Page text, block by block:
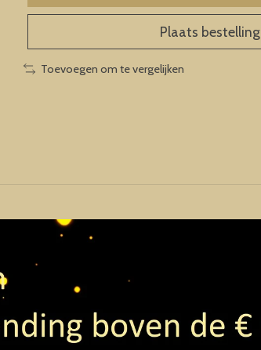
Plaats bestelling
Toevoegen om te vergelijken